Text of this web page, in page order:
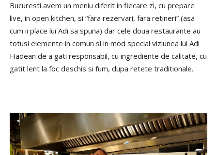
Bucuresti avem un meniu diferit in fiecare zi, cu prepare
live, in open kitchen, si “fara rezervari, fara retineri” (asa
cum ii place lui Adi sa spuna) dar cele doua restaurante au
totusi elemente in comun si in mod special viziunea lui Adi
Hadean de a gati responsabil, cu ingrediente de calitate, cu
gatit lent la foc deschis si fum, dupa retete traditionale.